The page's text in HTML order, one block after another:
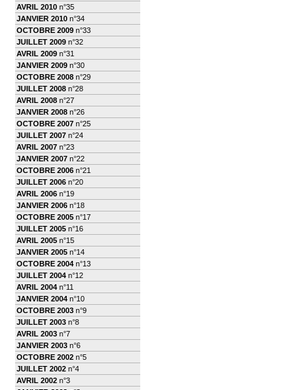
AVRIL 2010 n°35
JANVIER 2010 n°34
OCTOBRE 2009 n°33
JUILLET 2009 n°32
AVRIL 2009 n°31
JANVIER 2009 n°30
OCTOBRE 2008 n°29
JUILLET 2008 n°28
AVRIL 2008 n°27
JANVIER 2008 n°26
OCTOBRE 2007 n°25
JUILLET 2007 n°24
AVRIL 2007 n°23
JANVIER 2007 n°22
OCTOBRE 2006 n°21
JUILLET 2006 n°20
AVRIL 2006 n°19
JANVIER 2006 n°18
OCTOBRE 2005 n°17
JUILLET 2005 n°16
AVRIL 2005 n°15
JANVIER 2005 n°14
OCTOBRE 2004 n°13
JUILLET 2004 n°12
AVRIL 2004 n°11
JANVIER 2004 n°10
OCTOBRE 2003 n°9
JUILLET 2003 n°8
AVRIL 2003 n°7
JANVIER 2003 n°6
OCTOBRE 2002 n°5
JUILLET 2002 n°4
AVRIL 2002 n°3